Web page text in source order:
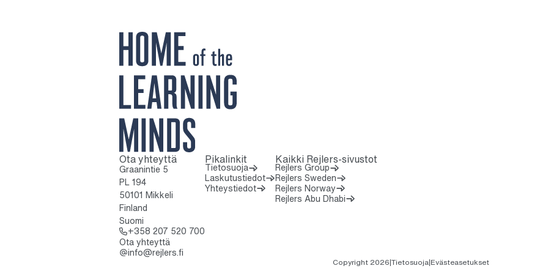
Kotisivulle
Ota yhteyttä
Graanintie 5
PL 194
50101 Mikkeli
Finland
Suomi
+358 207 520 700Soita: + 3 5 8 2 0 7 5 2 0 7 0 0
Ota yhteyttä
info@rejlers.fi
Pikalinkit
Tietosuoja
Laskutustiedot
Yhteystiedot
Kaikki Rejlers-sivustot
Rejlers Group
Rejlers Sweden
Rejlers Norway
Rejlers Abu Dhabi
Copyright 2026|Tietosuoja|Evästeasetukset